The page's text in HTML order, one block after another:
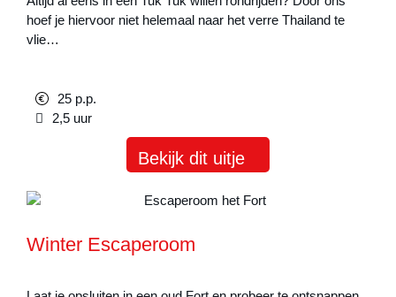
hoef je hiervoor niet helemaal naar het verre Thailand te
vlie…
25 p.p.
2,5 uur
Bekijk dit uitje
Winter Escaperoom